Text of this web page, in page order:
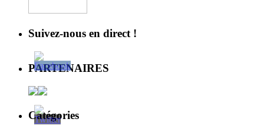
Suivez-nous en direct !
PARTENAIRES
Catégories